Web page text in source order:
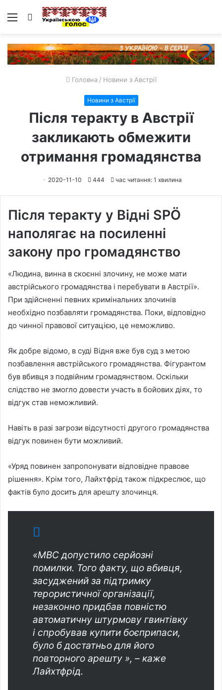
Меню Пошук
Головна / Новини з Австрії
Новини з Австрії
Після теракту в Австрії
закликають обмежити
отримання громадянства
2020-11-10 444 час читання: 1 хвилина
Після теракту у Відні SPÖ
наполягає на посиленні
закону про громадянство
«Людина, винна в скоєнні злочину, не може мати
австрійського громадянства і перебувати в Австрії».
При здійсненні певних кримінальних злочинів
необхідно позбавляти громадянства. Поки, відповідно
до чинної правової ситуацією, це неможливо.
Як добре відомо, в суді Відня вже був суд з метою
позбавлення австрійського громадянства. Фігурантом
був вбивця з подвійним громадянством. Оскільки
слідство не змогло довести участь в бойових діях, то
відгук став неможливий.
Навіть в разі загрози відсутності другого громадянства
відгук повинен бути можливий.
«Уряд повинен запропонувати відповідне правове
рішення». Крім того, Лайхтфрід також підкреслює, що
фактів було досить для арешту злочинця.
«МВС допустило серйозні
помилки. Того факту, що вбивця,
засуджений за підтримку
терористичної організації,
незаконно придбав повністю
автоматичну штурмову гвинтівку
і спробував купити боєприпаси,
було б достатньо для його
повторного арешту », – каже
Лайхтфрід.